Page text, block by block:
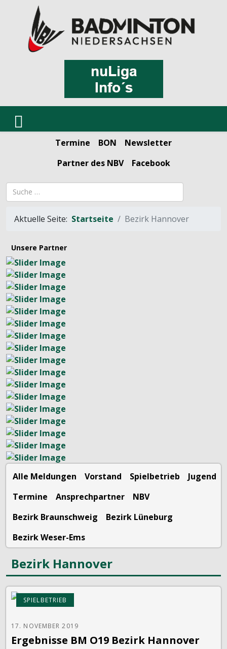
Termine BON
Newsletter
Partner des NBV
Facebook
Suchbegriff
Aktuelle Seite: Startseite Bezirk Hannover
Unsere Partner
Alle Meldungen Vorstand Spielbetrieb
Jugend
Termine
Ansprechpartner
NBV
Bezirk Braunschweig
Bezirk Lüneburg
Bezirk Weser-Ems
Bezirk Hannover
SPIELBETRIEB
17. NOVEMBER 2019
Ergebnisse BM O19 Bezirk Hannover